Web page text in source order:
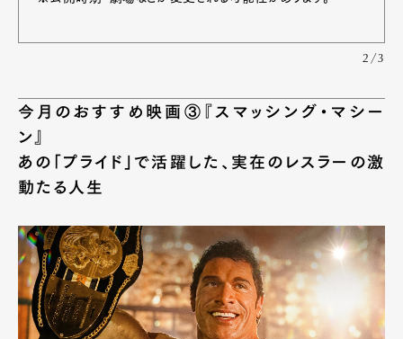
2/3
今月のおすすめ映画③『スマッシング・マシー
ン』
あの「プライド」で活躍した、実在のレスラーの激
動たる人生